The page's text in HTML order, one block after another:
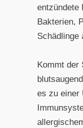
entzündete
Bakterien,
Schädlinge
Kommt der
es zu einer